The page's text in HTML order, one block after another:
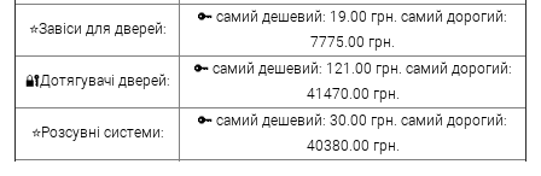
⭐Завіси для дверей:
🔑 самий дешевий: 19.00 грн. самий дорогий:
7775.00 грн.
🔐Дотягувачі дверей:
🔑 самий дешевий: 121.00 грн. самий дорогий:
41470.00 грн.
⭐Розсувні системи:
🔑 самий дешевий: 30.00 грн. самий дорогий:
40380.00 грн.